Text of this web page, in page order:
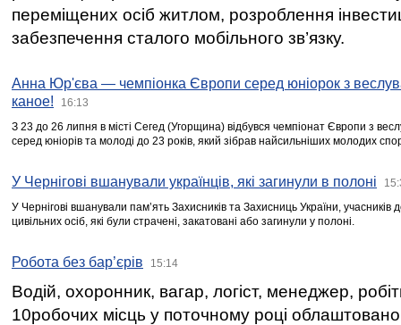
переміщених осіб житлом, розроблення
забезпечення сталого мобільного зв’язку.
Анна Юр'єва — чемпіонка Європи серед юніорок з
каное!
16:13
З 23 до 26 липня в місті Сегед (Угорщина) відбувся чемпіонат Європи з
серед юніорів та молоді до 23 років, який зібрав найсильніших молодих
У Чернігові вшанували українців, які загинули в полоні
У Чернігові вшанували пам’ять Захисників та Захисниць України,
цивільних осіб, які були страчені, закатовані або загинули у полоні.
Робота без бар’єрів 15:14
Водій, охоронник, вагар, логіст, менеджер,
10робочих місць у поточному році